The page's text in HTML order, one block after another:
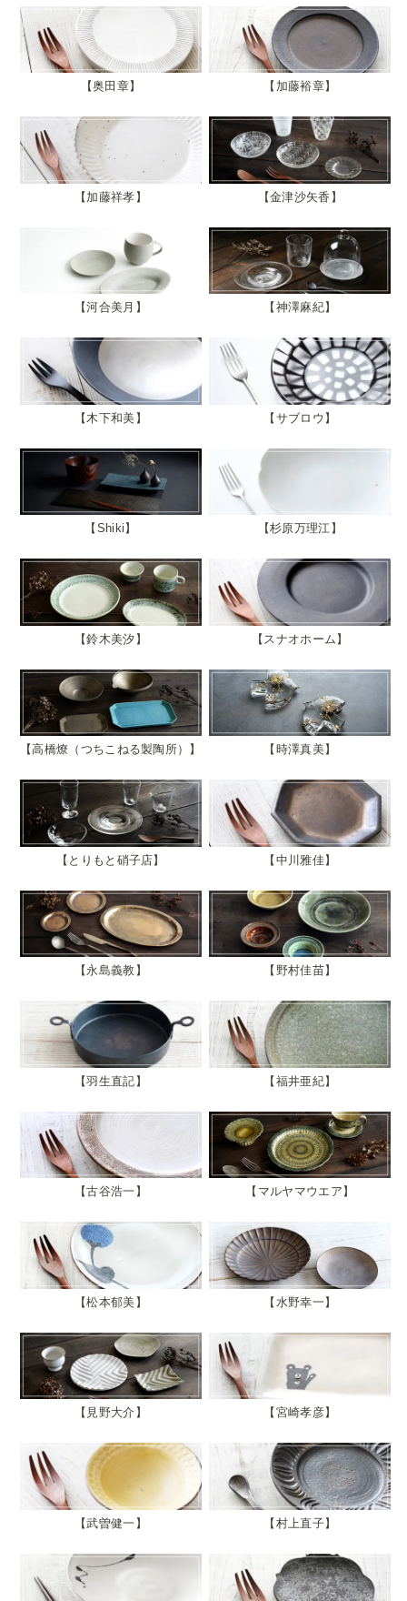
奥田章 加藤裕章
加藤祥孝 金津沙矢香
河合美月 神澤麻紀
木下和美 サブロウ
Shiki 杉原万理江
鈴木美汐 スナオホーム
高橋燎（つちこねる製陶所） 時澤真美
とりもと硝子店 中川雅佳
永島義教 野村佳苗
羽生直記 福井亜紀
古谷浩一 マルヤマウエア
松本郁美 水野幸一
見野大介 宮崎孝彦
武曽健一 村上直子